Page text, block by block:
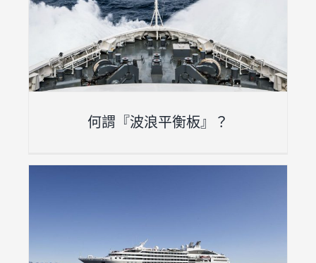
何謂『波浪平衡板』？